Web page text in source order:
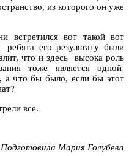
из которого он уже
встретился вот такой вот
его результату были
что и здесь высока роль
тоже является одной
а что бы было, если бы этот
все.
Подготовила Мария Голубева